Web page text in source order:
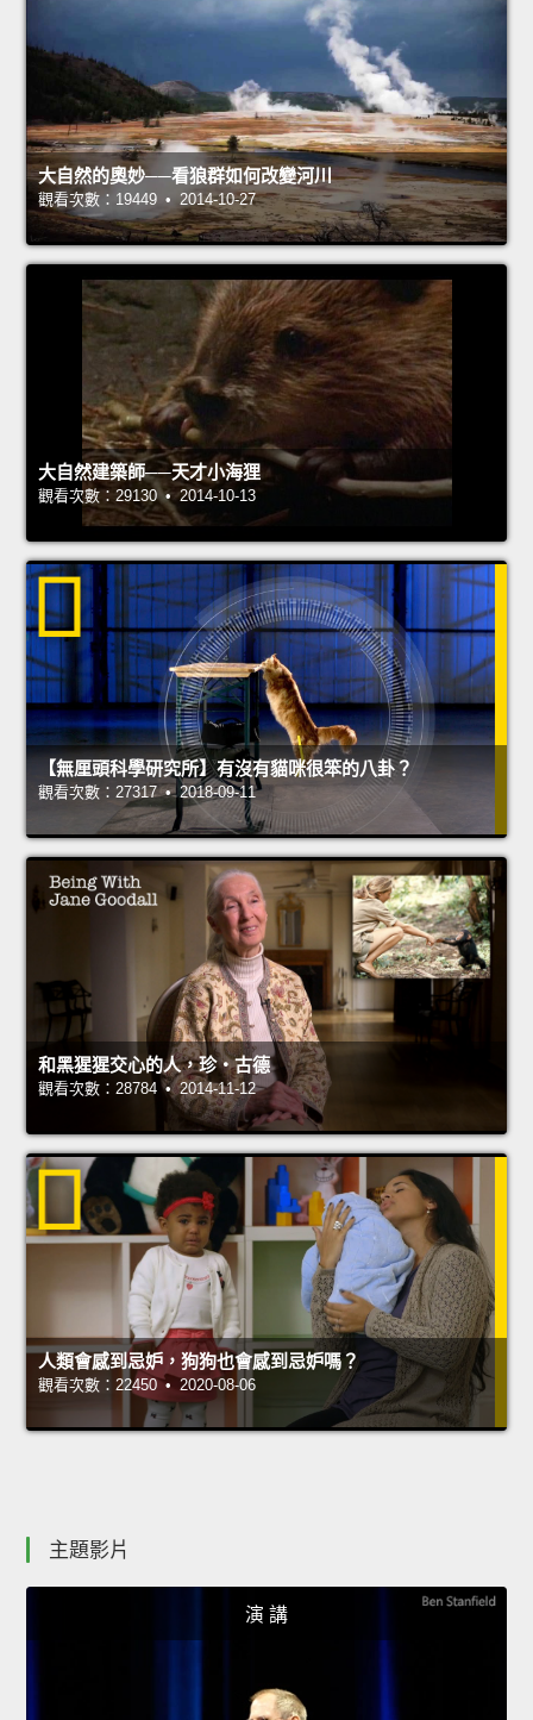
大自然的奧妙──看狼群如何改變河川
觀看次數：19449 • 2014-10-27
大自然建築師──天才小海狸
觀看次數：29130 • 2014-10-13
【無厘頭科學研究所】有沒有貓咪很笨的八卦？
觀看次數：27317 • 2018-09-11
和黑猩猩交心的人，珍‧古德
觀看次數：28784 • 2014-11-12
人類會感到忌妒，狗狗也會感到忌妒嗎？
觀看次數：22450 • 2020-08-06
主題影片
演 講